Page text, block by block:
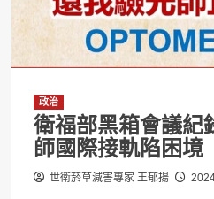
政治
衛福部黑箱會議紀
師國際接軌陷困境
世衛菸草減害專家 王郁揚